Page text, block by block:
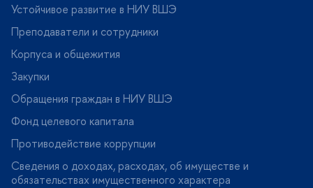
Устойчивое развитие в НИУ ВШЭ
Преподаватели и сотрудники
Корпуса и общежития
Закупки
Обращения граждан в НИУ ВШЭ
Фонд целевого капитала
Противодействие коррупции
Сведения о доходах, расходах, об имуществе и
обязательствах имущественного характера